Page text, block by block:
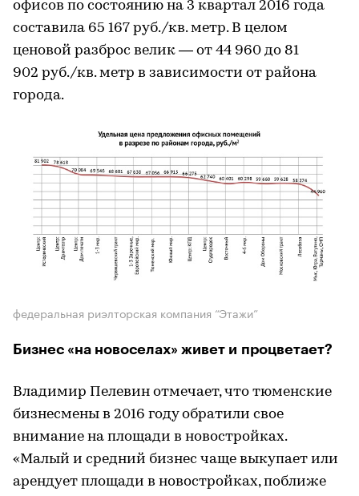
офисов по состоянию на 3 квартал 2016 года
составила 65 167 руб./кв. метр. В целом
ценовой разброс велик — от 44 960 до 81
902 руб./кв. метр в зависимости от района
города.
федеральная риэлторская компания “Этажи”
Бизнес «на новоселах» живет и процветает?
Владимир Пелевин отмечает, что тюменские
бизнесмены в 2016 году обратили свое
внимание на площади в новостройках.
«Малый и средний бизнес чаще выкупает или
арендует площади в новостройках, поближе